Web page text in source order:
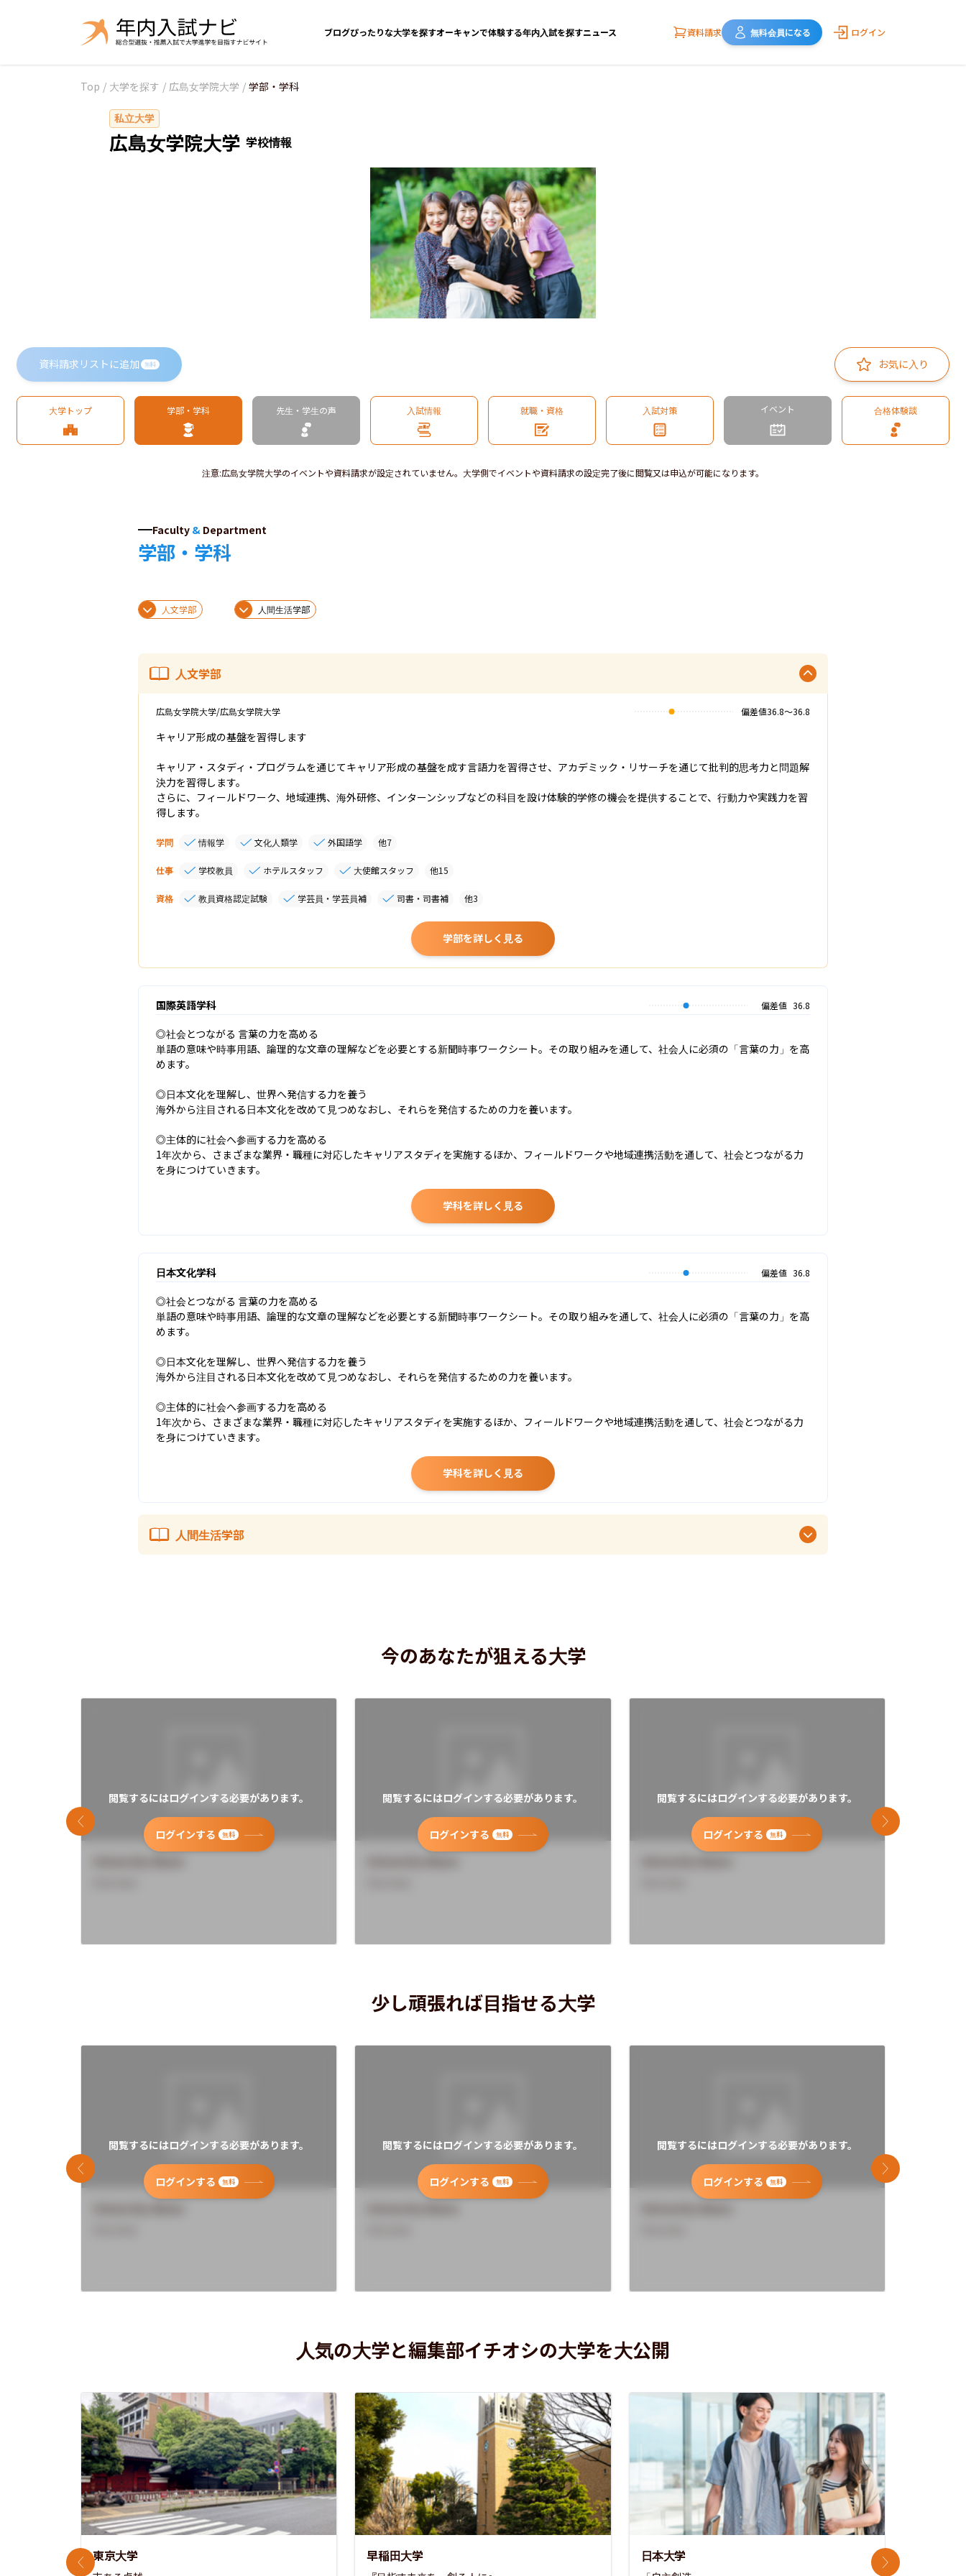
ブログぴったりな大学を探すオーキャンで体験する年内入試を探すニュース 資料請求 無料会員になる ログイン
Top / 大学を探す / 広島女学院大学 / 学部・学科
私立大学
広島女学院大学 学校情報
資料請求リストに追加 無料 お気に入り
大学トップ 学部・学科 先生・学生の声 入試情報 就職・資格 入試対策 イベント 合格体験談
注意:広島女学院大学のイベントや資料請求が設定されていません。大学側でイベントや資料請求の設定完了後に閲覧又は申込が可能になります。
Faculty & Department
学部・学科
人文学部 人間生活学部
人文学部
広島女学院大学/広島女学院大学 偏差値36.8〜36.8
キャリア形成の基盤を習得します
キャリア・スタディ・プログラムを通じてキャリア形成の基盤を成す言語力を習得させ、アカデミック・リサーチを通じて批判的思考力と問題解
決力を習得します。
さらに、フィールドワーク、地域連携、海外研修、インターンシップなどの科目を設け体験的学修の機会を提供することで、行動力や実践力を習
得します。
学問 情報学 文化人類学 外国語学 他7
仕事 学校教員 ホテルスタッフ 大使館スタッフ 他15
資格 教員資格認定試験 学芸員・学芸員補 司書・司書補 他3
学部を詳しく見る
国際英語学科 偏差値 36.8
◎社会とつながる 言葉の力を高める
単語の意味や時事用語、論理的な文章の理解などを必要とする新聞時事ワークシート。その取り組みを通して、社会人に必須の「言葉の力」を高
めます。
◎日本文化を理解し、世界へ発信する力を養う
海外から注目される日本文化を改めて見つめなおし、それらを発信するための力を養います。
◎主体的に社会へ参画する力を高める
1年次から、さまざまな業界・職種に対応したキャリアスタディを実施するほか、フィールドワークや地域連携活動を通して、社会とつながる力
を身につけていきます。
学科を詳しく見る
日本文化学科 偏差値 36.8
◎社会とつながる 言葉の力を高める
単語の意味や時事用語、論理的な文章の理解などを必要とする新聞時事ワークシート。その取り組みを通して、社会人に必須の「言葉の力」を高
めます。
◎日本文化を理解し、世界へ発信する力を養う
海外から注目される日本文化を改めて見つめなおし、それらを発信するための力を養います。
◎主体的に社会へ参画する力を高める
1年次から、さまざまな業界・職種に対応したキャリアスタディを実施するほか、フィールドワークや地域連携活動を通して、社会とつながる力
を身につけていきます。
学科を詳しく見る
人間生活学部
今のあなたが狙える大学
閲覧するにはログインする必要があります。
ログインする 無料
閲覧するにはログインする必要があります。
ログインする 無料
閲覧するにはログインする必要があります。
ログインする 無料
前のスライド 次のスライド
少し頑張れば目指せる大学
閲覧するにはログインする必要があります。
ログインする 無料
閲覧するにはログインする必要があります。
ログインする 無料
閲覧するにはログインする必要があります。
ログインする 無料
前のスライド 次のスライド
人気の大学と編集部イチオシの大学を大公開
東京大学 早稲田大学 日本大学
前のスライド 次のスライド